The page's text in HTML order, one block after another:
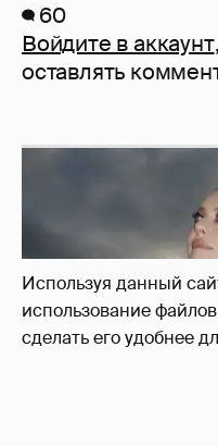
Используя данный
использование
сделать его удобнее
60
Войдите в аккаунт
оставлять